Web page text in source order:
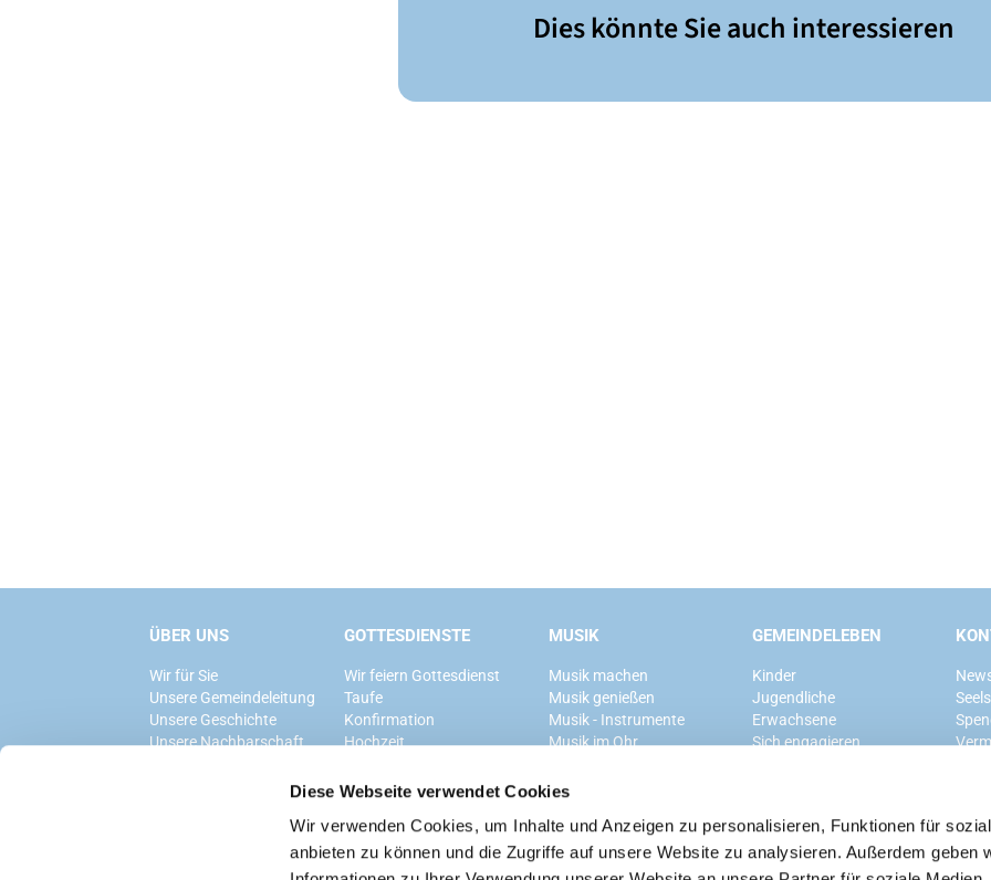
Diese Webseite verwendet Cookies
Wir verwenden Cookies, um Inhalte und Anzeigen zu personalisieren, Funktionen für
anbieten zu können und die Zugriffe auf unsere Website zu analysieren. Außerdem geben
Dies könnte Sie auch interessieren
ÜBER UNS
Wir für Sie
Unsere Gemeindeleitung
Unsere Geschichte
Unsere Nachbarschaft
GOTTESDIENSTE
Wir feiern Gottesdienst
Taufe
Konfirmation
Hochzeit
MUSIK
Musik machen
Musik genießen
Musik - Instrumente
Musik im Ohr
GEMEINDELEBEN
Kinder
Jugendliche
Erwachsene
Sich engagieren
Ev. Kirchengemeinde Grunewald